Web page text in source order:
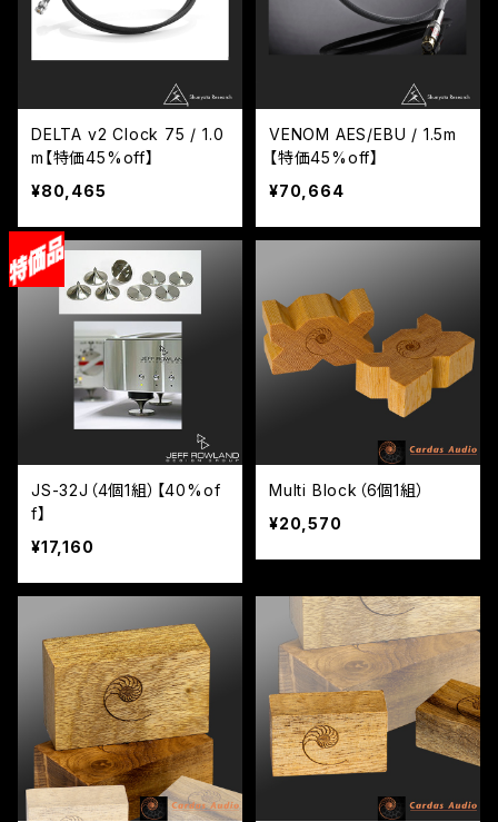
DELTA v2 Clock 75 / 1.0
m【特価45%off】
¥80,465
VENOM AES/EBU / 1.5m
【特価45%off】
¥70,664
JS-32J（4個1組）【40%of
f】
¥17,160
Multi Block（6個1組）
¥20,570